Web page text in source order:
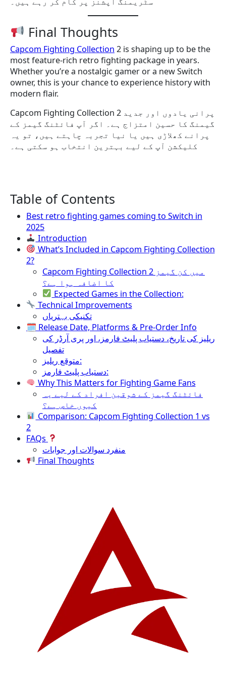
Final Thoughts
Capcom Fighting Collection 2 is shaping up to be the
most feature-rich retro fighting package in years.
Whether you’re a nostalgic gamer or a new Switch
owner, this is your chance to experience history with
modern flair.
Capcom Fighting Collection 2 پرانی یادوں اور جدید
گیمنگ کا حسین امتزاج ہے۔ اگر آپ فائٹنگ گیمز کے
پرانے کھلاڑی ہیں یا نیا تجربہ چاہتے ہیں، تو یہ
کلیکشن آپ کے لیے بہترین انتخاب ہو سکتی ہے۔
Table of Contents
Best retro fighting games coming to Switch in
2025
Introduction
What’s Included in Capcom Fighting Collection
2?
Capcom Fighting Collection 2 میں کن گیمز
کا اضافہ ہوا ہے؟
Expected Games in the Collection:
Technical Improvements
تکنیکی بہتریاں
🗓 Release Date, Platforms & Pre-Order Info
ریلیز کی تاریخ، دستیاب پلیٹ فارمز، اور پری آرڈر کی
تفصیل
متوقع ریلیز:
دستیاب پلیٹ فارمز:
Why This Matters for Fighting Game Fans
فائٹنگ گیمز کے شوقین افراد کے لیے یہ
کیوں خاص ہے؟
Comparison: Capcom Fighting Collection 1 vs
2
FAQs
منفرد سوالات اور جوابات
Final Thoughts